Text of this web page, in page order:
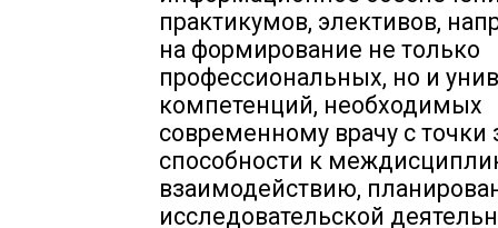
практикумов, элективов,
на формирование не только
профессиональных, но и
компетенций, необходимых
современному врачу с точки
способности к
взаимодействию,
исследовательской